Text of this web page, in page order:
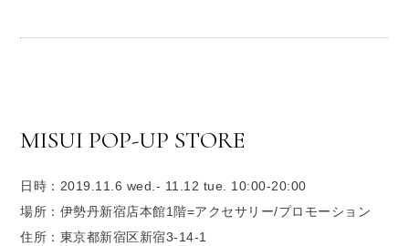
MISUI POP-UP STORE
日時：2019.11.6 wed.- 11.12 tue. 10:00-20:00
場所：伊勢丹新宿店本館1階=アクセサリー/プロモーション
住所：東京都新宿区新宿3-14-1